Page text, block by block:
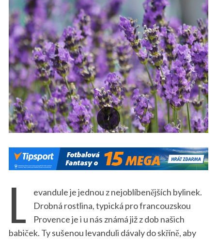
L
evandule je jednou z nejoblíbenějších bylinek.
Drobná rostlina, typická pro francouzskou
Provence je i u nás známá již z dob našich
babiček. Ty sušenou levanduli dávaly do skříně, aby